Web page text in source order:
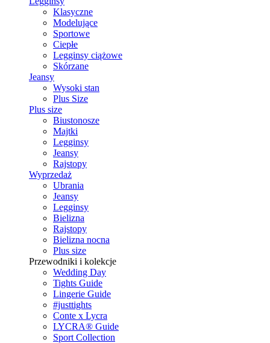
Klasyczne
Modelujące
Sportowe
Ciepłe
Legginsy ciążowe
Skórzane
Jeansy
Wysoki stan
Plus Size
Plus size
Biustonosze
Majtki
Legginsy
Jeansy
Rajstopy
Wyprzedaż
Ubrania
Jeansy
Legginsy
Bielizna
Rajstopy
Bielizna nocna
Plus size
Przewodniki i kolekcje
Wedding Day
Tights Guide
Lingerie Guide
#justtights
Conte x Lycra
LYCRA® Guide
Sport Сollection